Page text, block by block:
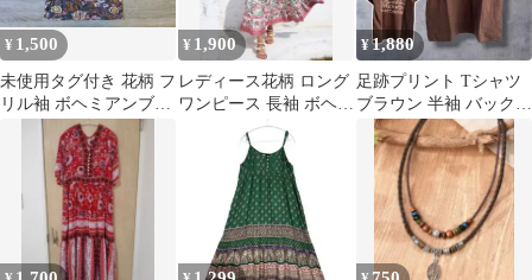
¥ 1,500
未使用タグ付き 花柄 フ
リル袖 ボヘミアンブラ
ウス サイズS
¥ 1,900
レディース花柄 ロング
ワンピース 長袖 ボヘミ
アン 韓国 Lサイズ
¥1,880
足跡プリント Tシャツ
ブラウン 半袖 バックプ
リント ボヘミアン エス
ニック